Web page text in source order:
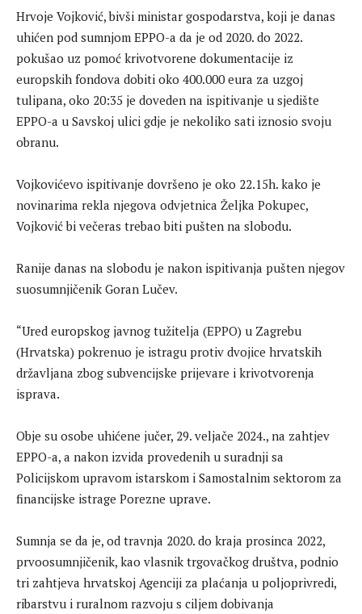
Hrvoje Vojković, bivši ministar gospodarstva, koji je danas
uhićen pod sumnjom EPPO-a da je od 2020. do 2022.
pokušao uz pomoć krivotvorene dokumentacije iz
europskih fondova dobiti oko 400.000 eura za uzgoj
tulipana, oko 20:35 je doveden na ispitivanje u sjedište
EPPO-a u Savskoj ulici gdje je nekoliko sati iznosio svoju
obranu.
Vojkovićevo ispitivanje dovršeno je oko 22.15h. kako je
novinarima rekla njegova odvjetnica Željka Pokupec,
Vojković bi večeras trebao biti pušten na slobodu.
Ranije danas na slobodu je nakon ispitivanja pušten njegov
suosumnjičenik Goran Lučev.
“Ured europskog javnog tužitelja (EPPO) u Zagrebu
(Hrvatska) pokrenuo je istragu protiv dvojice hrvatskih
državljana zbog subvencijske prijevare i krivotvorenja
isprava.
Obje su osobe uhićene jučer, 29. veljače 2024., na zahtjev
EPPO-a, a nakon izvida provedenih u suradnji sa
Policijskom upravom istarskom i Samostalnim sektorom za
financijske istrage Porezne uprave.
Sumnja se da je, od travnja 2020. do kraja prosinca 2022,
prvoosumnjičenik, kao vlasnik trgovačkog društva, podnio
tri zahtjeva hrvatskoj Agenciji za plaćanja u poljoprivredi,
ribarstvu i ruralnom razvoju s ciljem dobivanja